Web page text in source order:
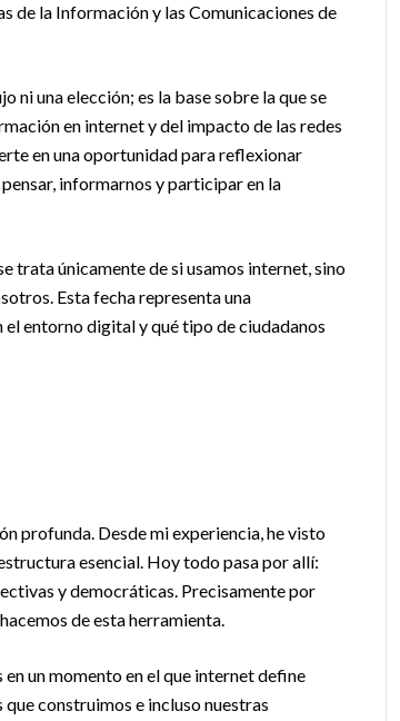
de la Información y las Comunicaciones de
ni una elección; es la base sobre la que se
en internet y del impacto de las redes
en una oportunidad para reflexionar
informarnos y participar en la
trata únicamente de si usamos internet, sino
Esta fecha representa una
entorno digital y qué tipo de ciudadanos
profunda. Desde mi experiencia, he visto
esencial. Hoy todo pasa por allí:
y democráticas. Precisamente por
de esta herramienta.
en un momento en el que internet define
construimos e incluso nuestras